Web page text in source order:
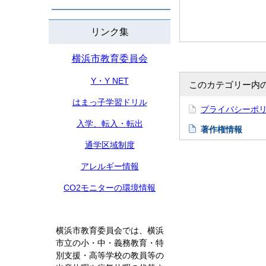
リンク集
横浜市教育委員会
Y・Y NET
はまっ子学習ドリル
入学、転入・転出
通学区域制度
アレルギー情報
CO2モニターの環境情報
横浜市教育委員会では、横浜
市立の小・中・義務教育・特
別支援・高等学校の教員等の
このカテゴリー内
プライバシーポ
著作権情報